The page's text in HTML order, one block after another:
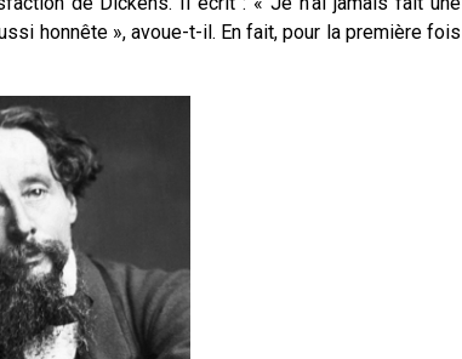
honnête », avoue-t-il. En fait, pour la première fois